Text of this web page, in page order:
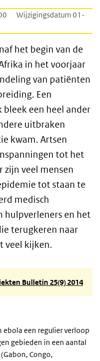
Wijzigingsdatum 01-
het begin van de
in het voorjaar
van patiënten
Een
een heel ander
uitbraken
kwam. Artsen
tot het
zijn veel mensen
tot staan te
medisch
hulpverleners en het
terugkeren naar
veel kijken.
Bulletin 25(9) 2014
ebola een regulier verloop
gebieden in een aantal
Congo,